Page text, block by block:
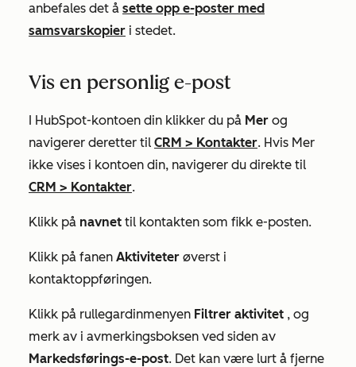
anbefales det å sette opp e-poster med
samsvarskopier i stedet.
Vis en personlig e-post
I HubSpot-kontoen din klikker du på Mer og
navigerer deretter til CRM > Kontakter. Hvis Mer
ikke vises i kontoen din, navigerer du direkte til
CRM > Kontakter.
Klikk på navnet til kontakten som fikk e-posten.
Klikk på fanen Aktiviteter øverst i
kontaktoppføringen.
Klikk på rullegardinmenyen Filtrer aktivitet , og
merk av i avmerkingsboksen ved siden av
Markedsførings-e-post. Det kan være lurt å fjerne